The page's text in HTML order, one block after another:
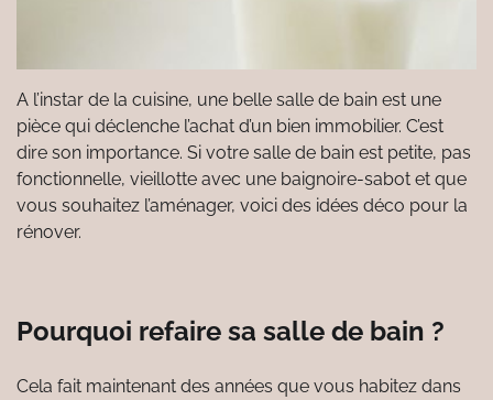
A l’instar de la cuisine, une belle salle de bain est une
pièce qui déclenche l’achat d’un bien immobilier. C’est
dire son importance. Si votre salle de bain est petite, pas
fonctionnelle, vieillotte avec une baignoire-sabot et que
vous souhaitez l’aménager, voici des idées déco pour la
rénover.
Pourquoi refaire sa salle de bain ?
Cela fait maintenant des années que vous habitez dans